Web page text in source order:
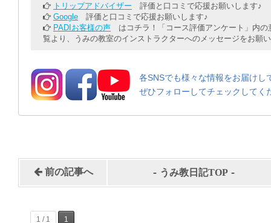
トリップアドバイザー 評価と口コミで応援お願いします♪
Google 評価と口コミで応援お願いします♪
PADIお客様の声 はコチラ！「コース評価アンケート」内の
覧より、うみの教室のインストラクターへのメッセージをお願
各SNSでも様々な情報をお届けし
ぜひフォローしてチェックしてく
前の記事へ - うみ教日記TOP -
1 / 1 1